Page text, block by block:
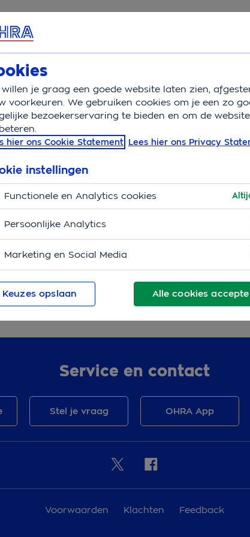
& Contact
Pakketkorting
wel een scherpe
Verzekeren moet eenvoudig zijn, zodat je het zelf
hoeveel verzekeringen je ook hebt. Dat is
Service en contact
Stel je vraag OHRA App
Voorwaarden Klachten Feedback
willen je graag een goede website laten zien,
voorkeuren. We gebruiken cookies om je een zo
bezoekerservaring te bieden en om de
hier ons Cookie Statement Lees hier ons Privacy
Alle cookies
instellingen
Functionele en Analytics cookies
Persoonlijke Analytics
Marketing en Social Media
Keuzes opslaan